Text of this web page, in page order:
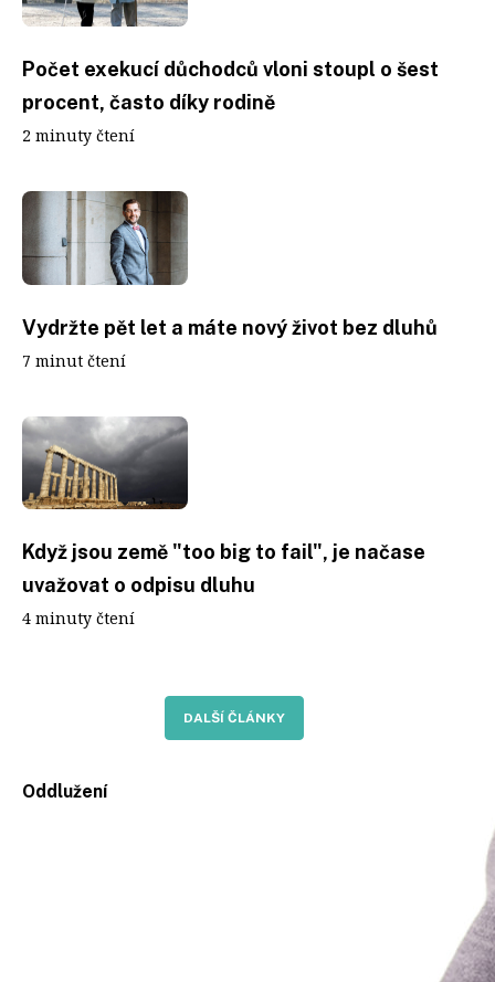
Počet exekucí důchodců vloni stoupl o šest
procent, často díky rodině
2 minuty čtení
Vydržte pět let a máte nový život bez dluhů
7 minut čtení
Když jsou země "too big to fail", je načase
uvažovat o odpisu dluhu
4 minuty čtení
DALŠÍ ČLÁNKY
Oddlužení